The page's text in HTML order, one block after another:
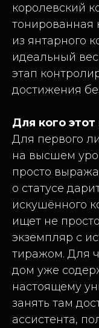
королевский
тонированная
из янтарного
идеальный
этап
достижения
Для кого
Для первого
на высшем
просто
о статусе
искушённого
ищет не
экземпляр с
тиражом. Для
дом уже
настоящему
занять там
ассистента,